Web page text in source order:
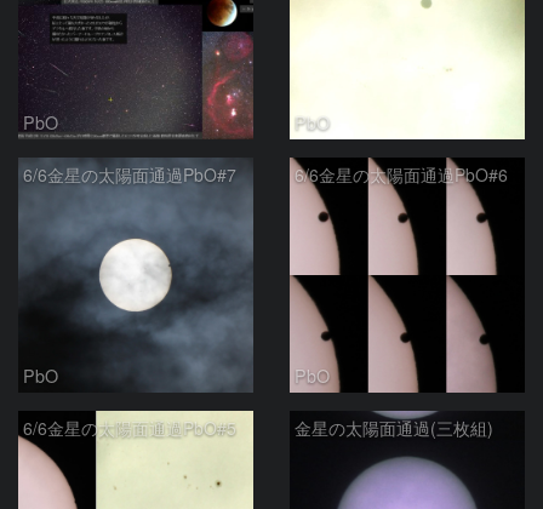
PbO PbO
6/6金星の太陽面通過PbO#7
PbO
6/6金星の太陽面通過PbO#6
PbO
6/6金星の太陽面通過PbO#5 金星の太陽面通過(三枚組)